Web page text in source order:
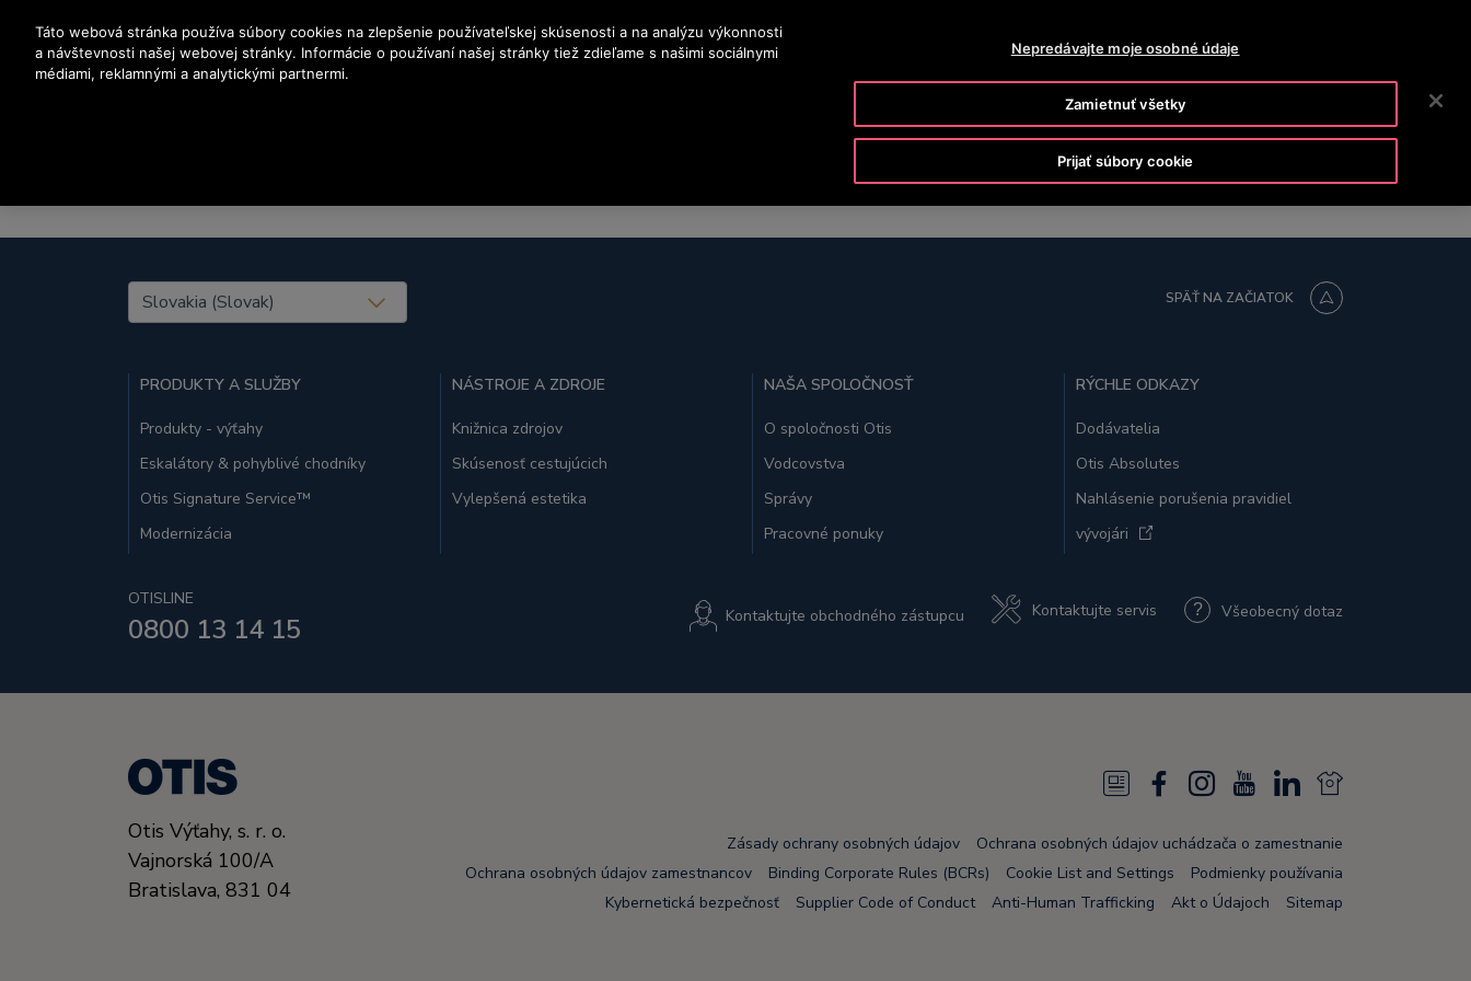
Stlačením klávesu Enter preskočíte na hlavný obsah
OTISLINE 0800 13 14 15 SPRÁVY PRACOVNÉ PONUKY
INVESTORI
United States (EN) SPÄŤ NA ZAČIATOK
PRODUKTY A SLUŽBY
Produkty - výťahy
Eskalátory & pohyblivé chodníky
Otis Signature Service™
Modernizácia
NÁSTROJE A ZDROJE
Knižnica zdrojov
Skúsenosť cestujúcich
Vylepšená estetika
NAŠA SPOLOČNOSŤ
O spoločnosti Otis
Vodcovstva
Správy
Pracovné ponuky
RÝCHLE ODKAZY
Dodávatelia
Otis Absolutes
Nahlásenie porušenia pravidiel
vývojári
OTISLINE
0800 13 14 15 Kontaktujte obchodného zástupcu Kontaktujte servis Všeobecný dotaz
Otis Výťahy, s. r. o.
Vajnorská 100/A
Bratislava, 831 04
N
w
s
c
e
I
s
t
u
T
L
n
k
N
Zásady ochrany osobných údajov
Ochrana osobných údajov uchádzača o zamestnanie
Ochrana osobných údajov zamestnancov
Binding Corporate Rules (BCRs) Cookie List and Settings
Podmienky používania
Kybernetická bezpečnosť
Supplier Code of Conduct Anti-Human Trafficking Akt o Údajoch Sitemap
Táto webová stránka používa súbory cookies na zlepšenie používateľskej skúsenosti a na analýzu výkonnosti
a návštevnosti našej webovej stránky. Informácie o používaní našej stránky tiež zdieľame s našimi sociálnymi
médiami, reklamnými a analytickými partnermi.
Nepredávajte moje osobné údaje
Zamietnuť všetky
Prijať súbory cookie